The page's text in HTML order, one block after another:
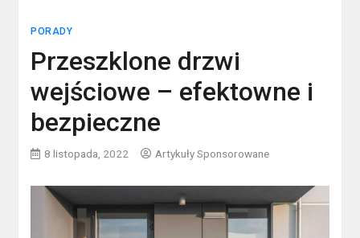
PORADY
Przeszklone drzwi
wejściowe – efektowne i
bezpieczne
8 listopada, 2022 Artykuły Sponsorowane